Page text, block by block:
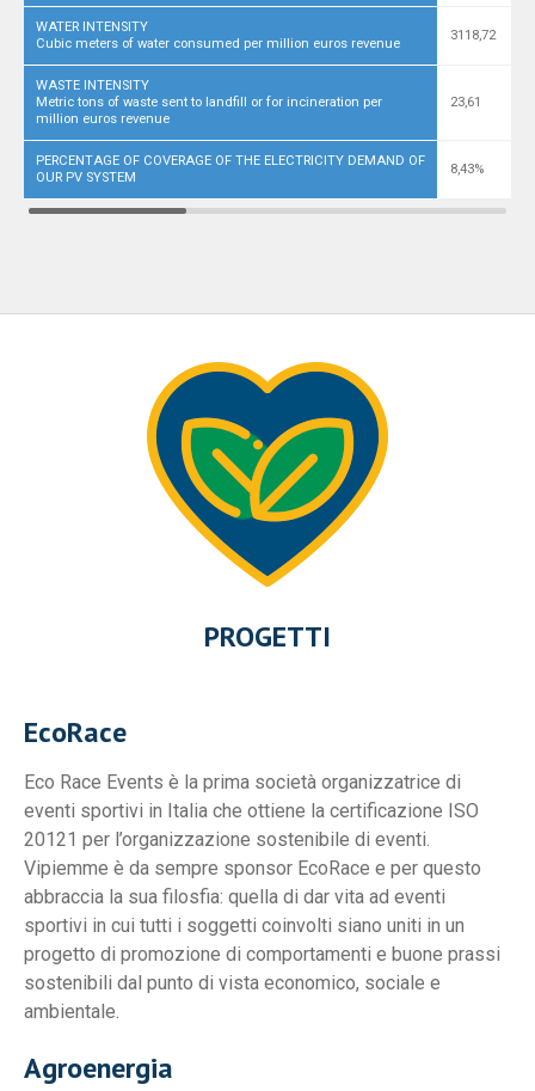
WATER INTENSITY
Cubic meters of water consumed per million euros revenue
3118,72
WASTE INTENSITY
Metric tons of waste sent to landfill or for incineration per
million euros revenue
23,61
PERCENTAGE OF COVERAGE OF THE ELECTRICITY DEMAND OF
OUR PV SYSTEM
8,43%
PROGETTI
EcoRace
Eco Race Events è la prima società organizzatrice di
eventi sportivi in Italia che ottiene la certificazione ISO
20121 per l’organizzazione sostenibile di eventi.
Vipiemme è da sempre sponsor EcoRace e per questo
abbraccia la sua filosfia: quella di dar vita ad eventi
sportivi in cui tutti i soggetti coinvolti siano uniti in un
progetto di promozione di comportamenti e buone prassi
sostenibili dal punto di vista economico, sociale e
ambientale.
Agroenergia